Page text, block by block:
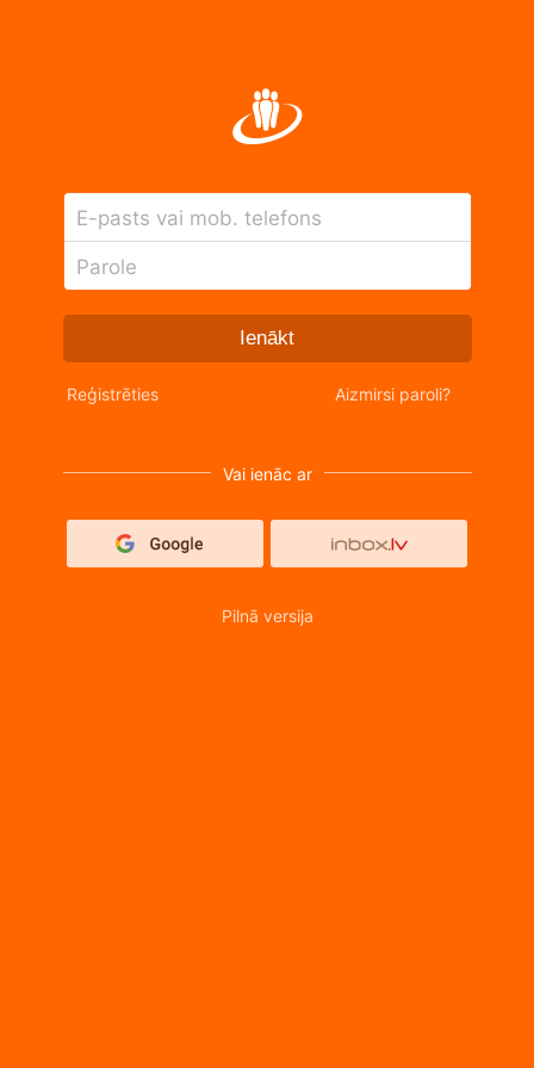
E-pasts vai mob. telefons
Parole
Ienākt
Reģistrēties Aizmirsi paroli?
Vai ienāc ar
Pilnā versija